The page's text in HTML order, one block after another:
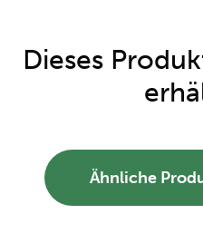
Dieses
Ähnliche